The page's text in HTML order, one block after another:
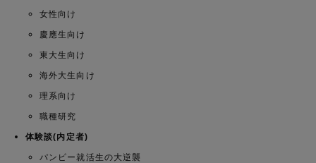
女性向け
慶應生向け
東大生向け
海外大生向け
理系向け
職種研究
体験談(内定者)
パンピー就活生の大逆襲